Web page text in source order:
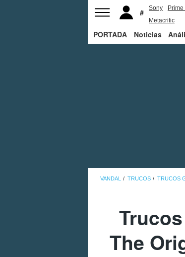
Sony
Metacritic
PORTADA Noticias
VANDAL TRUCOS TRUCOS
The